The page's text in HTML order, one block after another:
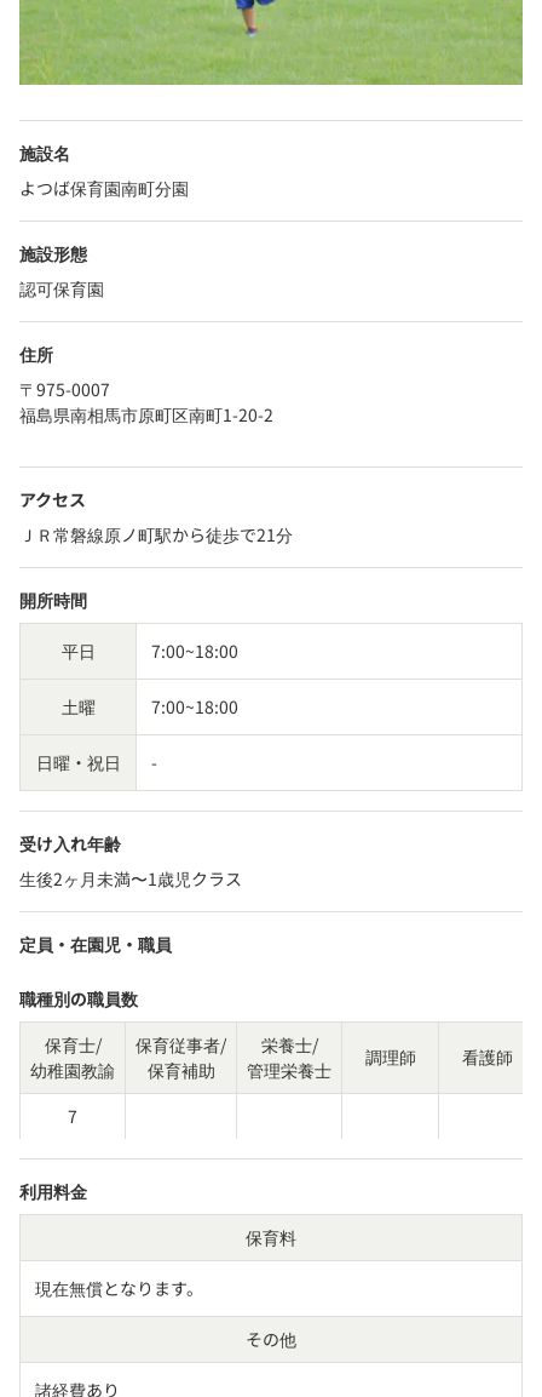
施設名
よつば保育園南町分園
施設形態
認可保育園
住所
〒975-0007
福島県南相馬市原町区南町1-20-2
アクセス
ＪＲ常磐線原ノ町駅から徒歩で21分
開所時間
平日 7:00~18:00
土曜 7:00~18:00
日曜・祝日 -
受け入れ年齢
生後2ヶ月未満〜1歳児クラス
定員・在園児・職員
職種別の職員数
保育士/
幼稚園教諭
保育従事者/
保育補助
栄養士/
管理栄養士
調理師 看護師
7
利用料金
保育料
現在無償となります。
その他
諸経費あり